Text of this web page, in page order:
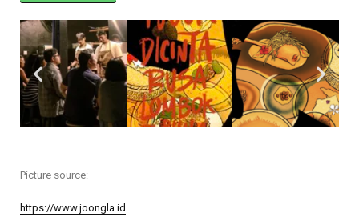
Picture source:
https://www.joongla.id